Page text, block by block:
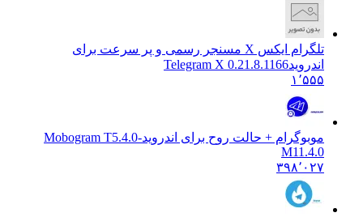
تلگرام ایکس X مسنجر رسمی و پر سرعت برای
Telegram X 0.21.8.1166
+ حالت روح برای اندروید Mobogram T5.4.0-